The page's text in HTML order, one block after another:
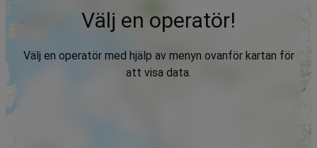
Välj en operatör!
Välj en operatör med hjälp av menyn ovanför kartan för
att visa data.